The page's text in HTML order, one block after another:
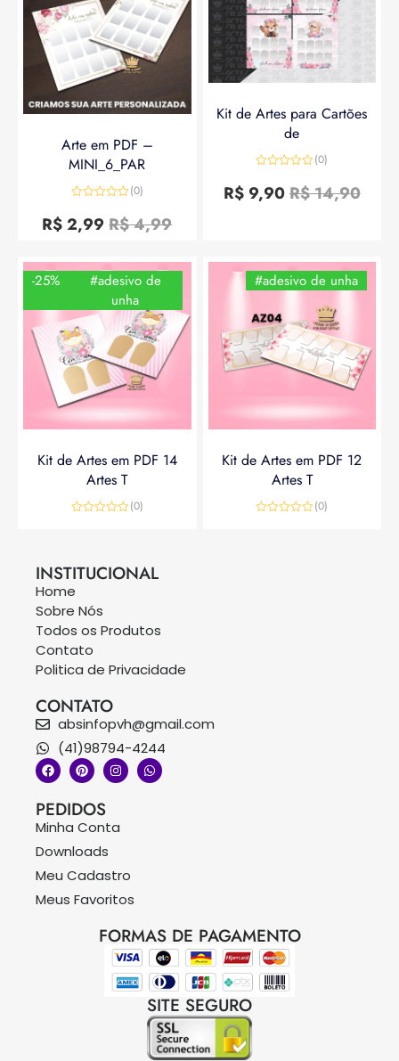
Arte em PDF –
MINI_6_PAR
0
de
(0)
R$4,99
R$2,99
Kit de Artes para Cartões
de
0
de
(0)
R$14,90
R$9,90
-25%
#adesivo de
unha
Kit de Artes em PDF 14
Artes T
(0)
#adesivo de unha
Kit de Artes em PDF 12
Artes T
(0)
INSTITUCIONAL
Home
Sobre Nós
Todos os Produtos
Contato
Politica de Privacidade
CONTATO
absinfopvh@gmail.com
(41)98794-4244
PEDIDOS
Minha Conta
Downloads
Meu Cadastro
Meus Favoritos
FORMAS DE PAGAMENTO
SITE SEGURO